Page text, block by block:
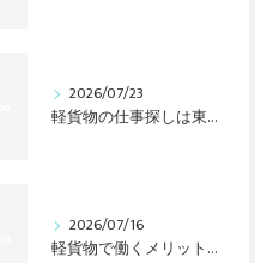
2026/07/23
軽貨物の仕事探しは東海三県で変わる、業務委託の意外な現実
2026/07/16
軽貨物で働くメリットは？東海で始める前に知る収入の裏側